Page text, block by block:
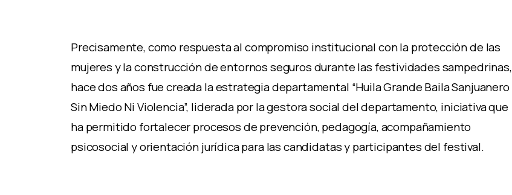
Precisamente, como respuesta al compromiso institucional con la protección de las
mujeres y la construcción de entornos seguros durante las festividades sampedrinas,
hace dos años fue creada la estrategia departamental “Huila Grande Baila Sanjuanero
Sin Miedo Ni Violencia”, liderada por la gestora social del departamento, iniciativa que
ha permitido fortalecer procesos de prevención, pedagogía, acompañamiento
psicosocial y orientación jurídica para las candidatas y participantes del festival.